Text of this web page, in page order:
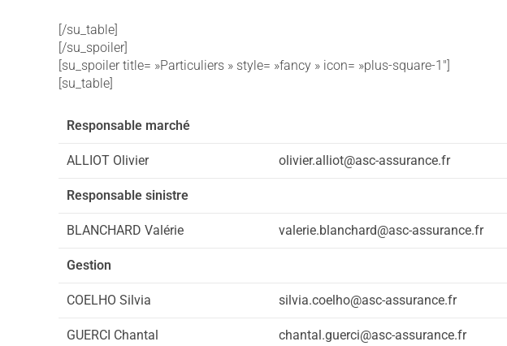
[/su_table]
[/su_spoiler]
[su_spoiler title= »Particuliers » style= »fancy » icon= »plus-square-1″]
[su_table]
Responsable marché
ALLIOT Olivier olivier.alliot@asc-assurance.fr
Responsable sinistre
BLANCHARD Valérie valerie.blanchard@asc-assurance.fr
Gestion
COELHO Silvia silvia.coelho@asc-assurance.fr
GUERCI Chantal chantal.guerci@asc-assurance.fr